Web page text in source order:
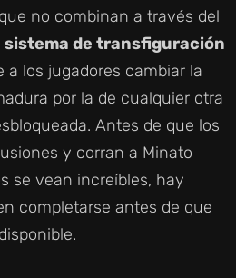
no combinan a través del
sistema de transfiguración
a los jugadores cambiar la
por la de cualquier otra
Antes de que los
y corran a Minato
se vean increíbles, hay
completarse antes de que